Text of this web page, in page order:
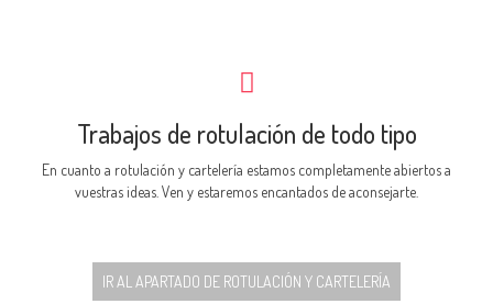
Trabajos de rotulación de todo tipo
En cuanto a rotulación y cartelería estamos completamente abiertos a
vuestras ideas. Ven y estaremos encantados de aconsejarte.
IR AL APARTADO DE ROTULACIÓN Y CARTELERÍA